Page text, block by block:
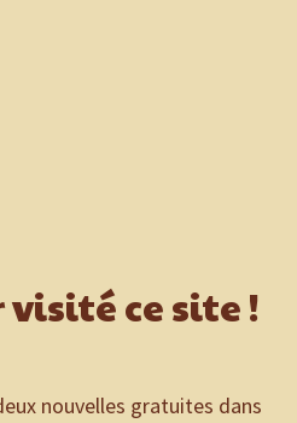
ce site !
nouvelles gratuites dans